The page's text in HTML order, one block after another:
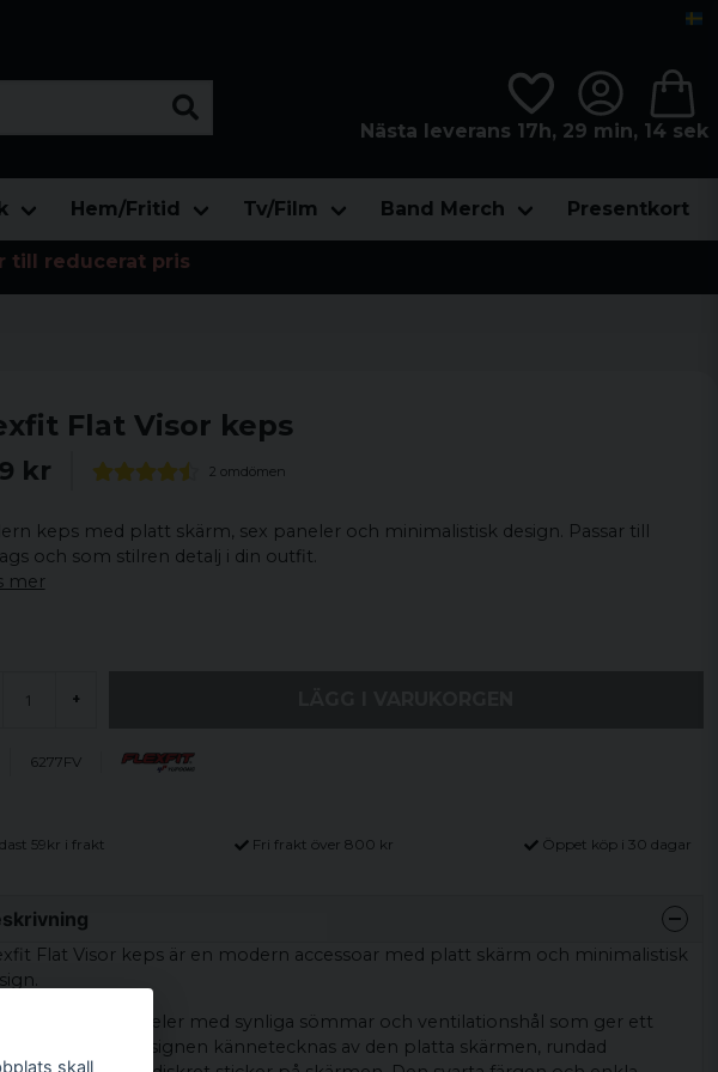
Nästa leverans 17h, 29 min, 13 sek
Hem/Fritid Tv/Film Band Merch Presentkort
till reducerat pris
Flat Visor keps
kr 2 omdömen
keps med platt skärm, sex paneler och minimalistisk design. Passar till
och som stilren detalj i din outfit.
mer
+
6277FV
59kr i frakt Fri frakt över 800 kr Öppet köp i 30 dagar
Flat Visor keps är en modern accessoar med platt skärm och minimalistisk
har sex paneler med synliga sömmar och ventilationshål som ger ett
uttryck. Designen kännetecknas av den platta skärmen, rundad
skall